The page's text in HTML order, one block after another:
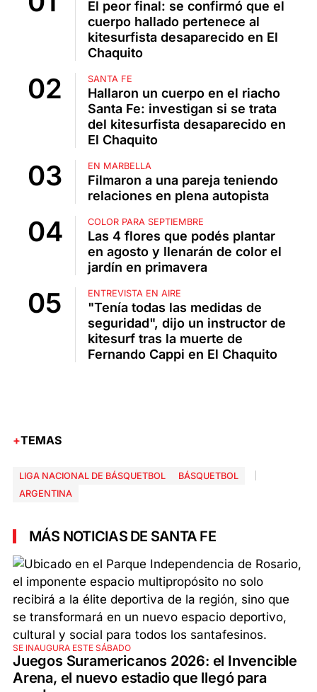
El peor final: se confirmó que el
cuerpo hallado pertenece al
kitesurfista desaparecido en El
Chaquito
SANTA FE
Hallaron un cuerpo en el riacho
Santa Fe: investigan si se trata
del kitesurfista desaparecido en
El Chaquito
EN MARBELLA
Filmaron a una pareja teniendo
relaciones en plena autopista
COLOR PARA SEPTIEMBRE
Las 4 flores que podés plantar
en agosto y llenarán de color el
jardín en primavera
ENTREVISTA EN AIRE
"Tenía todas las medidas de
seguridad", dijo un instructor de
kitesurf tras la muerte de
Fernando Cappi en El Chaquito
TEMAS
LIGA NACIONAL DE BÁSQUETBOL
BÁSQUETBOL
ARGENTINA
MÁS NOTICIAS DE SANTA FE
SE INAUGURA ESTE SÁBADO
Juegos Suramericanos 2026: el Invencible
Arena, el nuevo estadio que llegó para